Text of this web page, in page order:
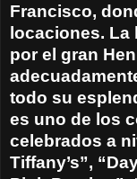
Francisco,
locaciones. La
por el gran
todo su
es uno de los
celebrados a
Tiffany’s”,